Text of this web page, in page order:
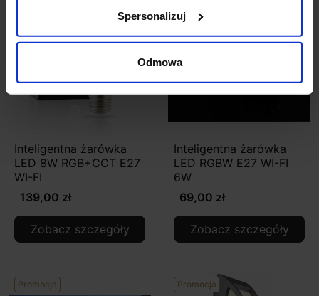
Spersonalizuj
Odmowa
Inteligentna żarówka
LED 8W RGB+CCT E27
WI-FI
139,00 zł
Zobacz szczegóły
Inteligentna żarówka
LED RGBW E27 WI-FI
6W
69,00 zł
Zobacz szczegóły
Promocja Promocja